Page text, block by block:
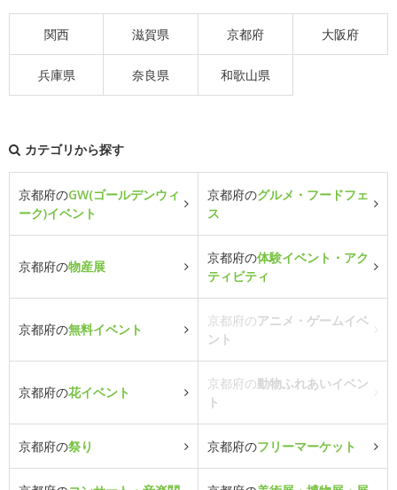
関西 滋賀県 京都府 大阪府
兵庫県 奈良県 和歌山県
カテゴリから探す
京都府のGW(ゴールデンウィ
ーク)イベント
京都府のグルメ・フードフェ
ス
京都府の物産展
京都府の体験イベント・アク
ティビティ
京都府の無料イベント
京都府のアニメ・ゲームイベ
ント
京都府の花イベント
京都府の動物ふれあいイベン
ト
京都府の祭り 京都府のフリーマーケット